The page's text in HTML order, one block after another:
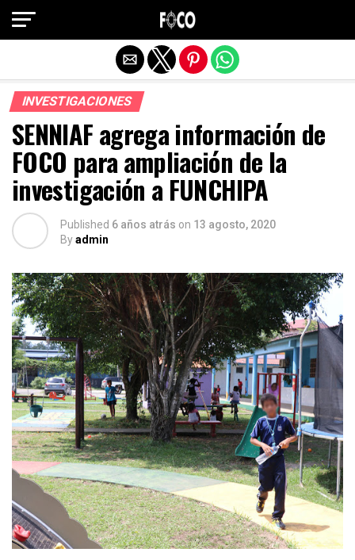
INVESTIGACIONES
SENNIAF agrega información de
FOCO para ampliación de la
investigación a FUNCHIPA
Published 6 años atrás on 13 agosto, 2020
Byadmin
Salir de la versión móvil